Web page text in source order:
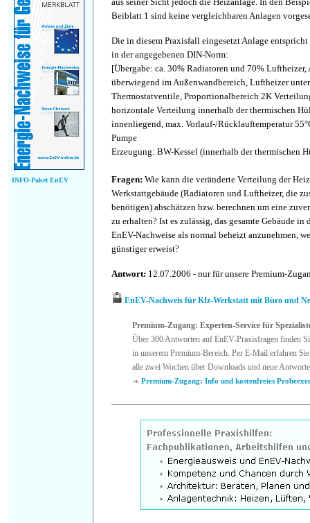
INFO-Paket EnEV
Beiblatt 1 sind keine vergleichbaren Anlagen
Die in diesem Praxisfall eingesetzt Anlage
in der angegebenen DIN-Norm:
[Übergabe: ca. 30% Radiatoren und 70%
überwiegend im Außenwandbereich, Luftheizer
Thermostatventile, Proportionalbereich 2K
horizontale Verteilung innerhalb der thermischen
innenliegend, max. Vorlauf-/Rücklauftemperatur
Pumpe
Erzeugung: BW-Kessel (innerhalb der thermischen
Fragen: Wie kann die veränderte Verteilung der
Werkstattgebäude (Radiatoren und Luftheizer, die
benötigen) abschätzen bzw. berechnen um eine
zu erhalten? Ist es zulässig, das gesamte Gebäude
EnEV-Nachweise als normal beheizt anzunehmen,
günstiger erweist?
Antwort: 12.07.2006 - nur für unsere Premium-
EnEV-Nachweis für Kfz-Werkstatt mit Büro und
Premium-Zugang: Experten-Service für
Über 300 Antworten auf EnEV-Praxisfragen finden
in unserem Premium-Bereich. Per E-Mail erfahren
alle zwei Wochen über Downloads und neue
Premium-Zugang: Info und kostenfreies